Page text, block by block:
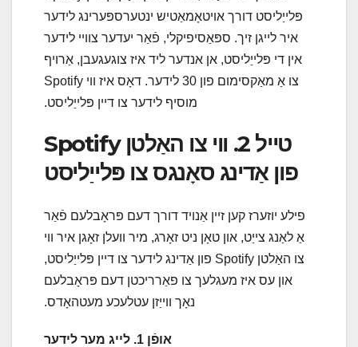
פּלייַליסט דורך אויטאָמאַטיש ינטערספּערינג לידער
איר לייגן זיך. ספּאַסיפיקלי, פֿאַר יעדער צוויי לידער
אין די פּלייַליסט, אן אנדער ליד איז צוגעגעבן, אַרויף
צו אַ מאַקסימום פון 30 לידער. דאָס איז ווי Spotify
מוסיף לידער צו דיין פּלייַליסט.
טייל 2. ווי צו האַלטן Spotify
פון אַדינג סאָנגס צו פּלייַליסט
פילע יוזערז קען זיין אַנויד דורך דעם פּראָבלעם פֿאַר
אַ לאַנג צייַט, און טאָן ניט זאָרג, מיר וועלן זאָגן איר ווי
צו האַלטן Spotify פון אַדינג לידער צו דיין פּלייַליסט,
און עס איז מעגלעך צו פאַרריכטן דעם פּראָבלעם
נאָך ווייַזן עטלעכע מעטהאָדס.
אופֿן 1. לייג מער לידער